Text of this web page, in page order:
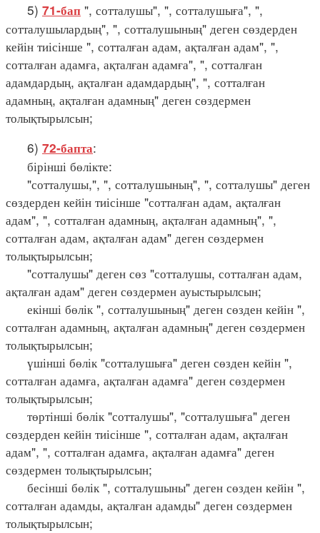
5) 71-бап ", сотталушы", ", сотталушыға", ",
сотталушылардың", ", сотталушының" деген сөздерден
кейін тиісінше ", сотталған адам, ақталған адам", ",
сотталған адамға, ақталған адамға", ", сотталған
адамдардың, ақталған адамдардың", ", сотталған
адамның, ақталған адамның" деген сөздермен
толықтырылсын;
6) 72-бапта:
бірінші бөлікте:
"сотталушы,", ", сотталушының", ", сотталушы" деген
сөздерден кейін тиісінше "сотталған адам, ақталған
адам", ", сотталған адамның, ақталған адамның", ",
сотталған адам, ақталған адам" деген сөздермен
толықтырылсын;
"сотталушы" деген сөз "сотталушы, сотталған адам,
ақталған адам" деген сөздермен ауыстырылсын;
екінші бөлік ", сотталушының" деген сөзден кейін ",
сотталған адамның, ақталған адамның" деген сөздермен
толықтырылсын;
үшінші бөлік "сотталушыға" деген сөзден кейін ",
сотталған адамға, ақталған адамға" деген сөздермен
толықтырылсын;
төртінші бөлік "сотталушы", "сотталушыға" деген
сөздерден кейін тиісінше ", сотталған адам, ақталған
адам", ", сотталған адамға, ақталған адамға" деген
сөздермен толықтырылсын;
бесінші бөлік ", сотталушыны" деген сөзден кейін ",
сотталған адамды, ақталған адамды" деген сөздермен
толықтырылсын;